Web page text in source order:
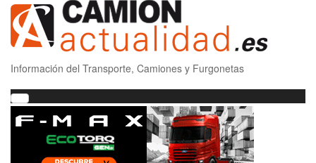
Información del Transporte, Camiones y Furgonetas